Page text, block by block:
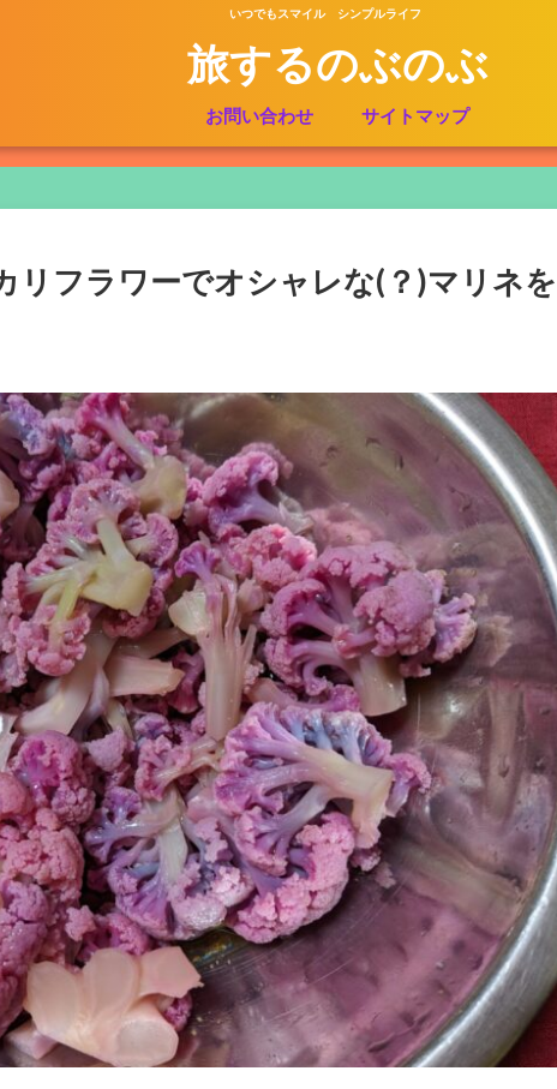
いつでもスマイル シンプルライフ
旅するのぶのぶ
お問い合わせ サイトマップ
リフラワーでオシャレな(？)マリネを